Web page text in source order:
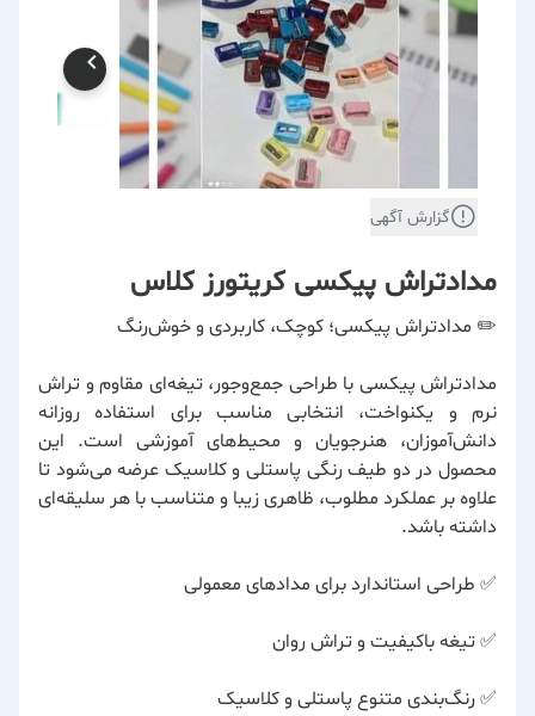
گزارش آگهی
مدادتراش پیکسی کریتورز کلاس
✏️ مدادتراش پیکسی؛ کوچک، کاربردی و خوش‌رنگ
مدادتراش پیکسی با طراحی جمع‌وجور، تیغه‌ای مقاوم و تراش
نرم و یکنواخت، انتخابی مناسب برای استفاده روزانه
دانش‌آموزان، هنرجویان و محیط‌های آموزشی است. این
محصول در دو طیف رنگی پاستلی و کلاسیک عرضه می‌شود تا
علاوه بر عملکرد مطلوب، ظاهری زیبا و متناسب با هر سلیقه‌ای
داشته باشد.
✅ طراحی استاندارد برای مدادهای معمولی
✅ تیغه باکیفیت و تراش روان
✅ رنگ‌بندی متنوع پاستلی و کلاسیک